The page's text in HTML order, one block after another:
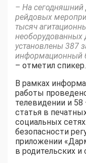
– На сегодняшний
рейдовых
тысяч
необорудованных
установлены 387
информационный
– отметил спикер.
В рамках
работы
телевидении и 58
статья в
социальных
безопасности
приложении
в родительских и